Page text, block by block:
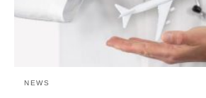
NEWS